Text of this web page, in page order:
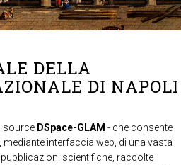
DELLA
DI NAPOLI
source DSpace-GLAM - che consente
interfaccia web, di una vasta
scientifiche, raccolte